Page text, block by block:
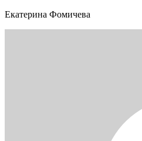
Екатерина Фомичева